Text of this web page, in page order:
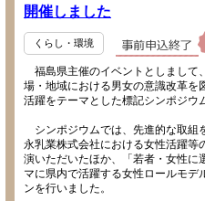
開催しました
くらし・環境
福島県主催のイベントとしまして
場・地域における男女の意識改革を
活躍をテーマとした標記シンポジウ
シンポジウムでは、先進的な取組
永乳業株式会社における女性活躍等
演いただいたほか、「若者・女性に
マに県内で活躍する女性ロールモデ
ンを行いました。